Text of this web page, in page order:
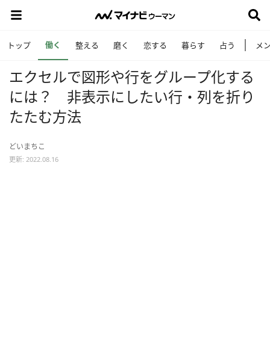
トップ 働く 整える 磨く 恋する 暮らす 占う メ
エクセルで図形や行をグループ化する
には？ 非表示にしたい行・列を折り
たたむ方法
どいまちこ
更新: 2022.08.16